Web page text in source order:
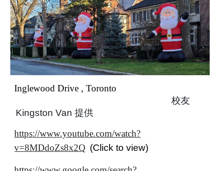
Inglewood Drive , Toronto
校友
Kingston Van 提供
https://www.youtube.com/watch?
v=8MDdoZs8x2Q (Click to view)